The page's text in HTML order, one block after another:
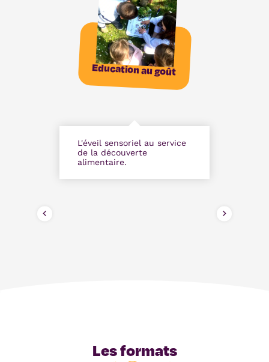
Education au goût
L'éveil sensoriel au service
de la découverte
alimentaire.
Les formats